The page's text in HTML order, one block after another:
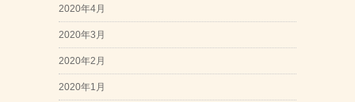
2020年4月
2020年3月
2020年2月
2020年1月